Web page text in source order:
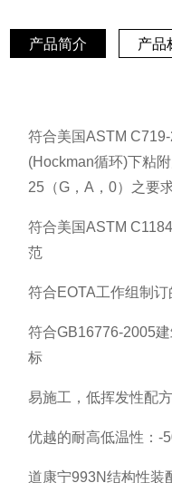
产品简介 产品
符合美国ASTM
(Hockman循环)下粘
25（G，A，0）之要
符合美国ASTM
范
符合EOTA工作组制
符合GB16776-2005
标
易施工，低挥发性配方
优越的耐高低温性：-
道康宁993N结构性装